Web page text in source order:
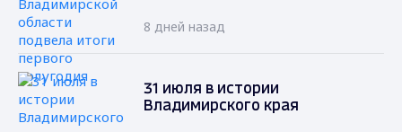
8 дней назад
31 июля в истории
Владимирского края